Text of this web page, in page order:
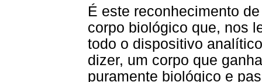
É este reconhecimento
corpo biológico que, nos
todo o dispositivo
dizer, um corpo que
puramente biológico e